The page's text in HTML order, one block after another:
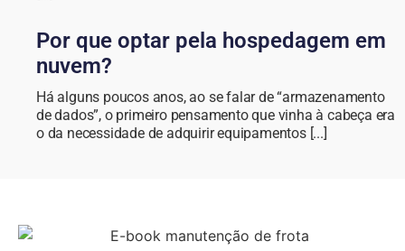
Por que optar pela hospedagem em
nuvem?
Há alguns poucos anos, ao se falar de “armazenamento
de dados”, o primeiro pensamento que vinha à cabeça era
o da necessidade de adquirir equipamentos [...]